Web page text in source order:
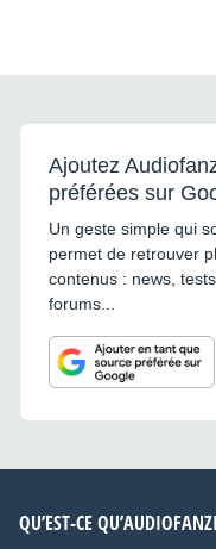
Ajoutez
préférées sur
Un geste simple qui
permet de retrouver
contenus : news,
forums...
QU’EST-CE